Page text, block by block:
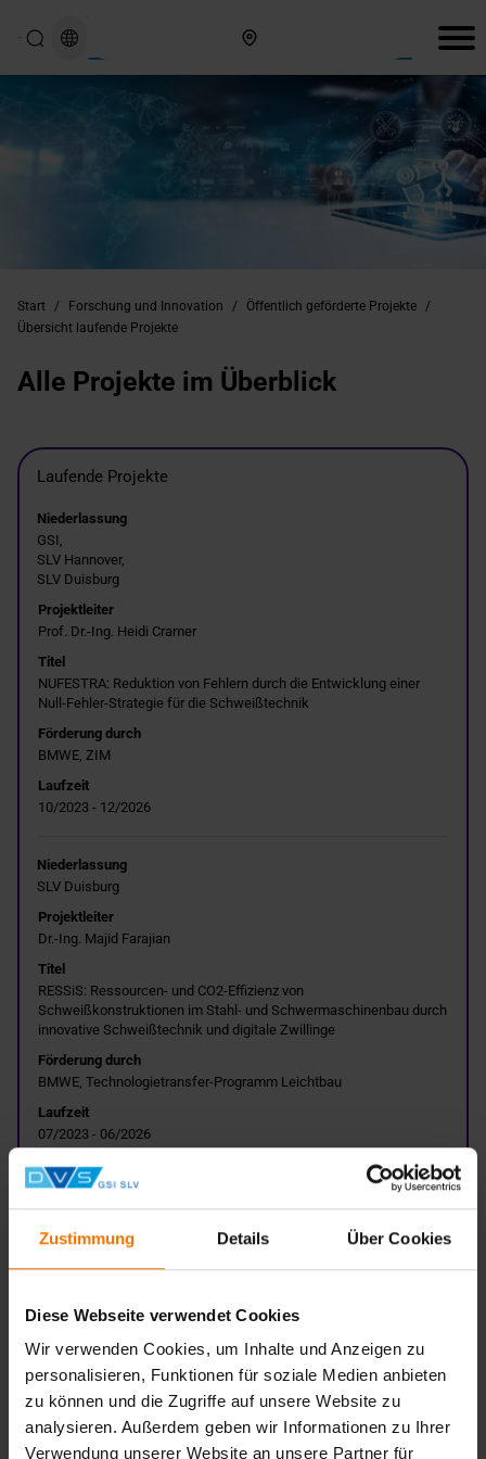
Zustimmung Details Über Cookies
Diese Webseite verwendet Cookies
Wir verwenden Cookies, um Inhalte und Anzeigen zu
personalisieren, Funktionen für soziale Medien anbieten
zu können und die Zugriffe auf unsere Website zu
analysieren. Außerdem geben wir Informationen zu Ihrer
Verwendung unserer Website an unsere Partner für
Start / Forschung und Innovation / Öffentlich geförderte Projekte
/
Übersicht laufende Projekte
Alle Projekte im Überblick
Laufende Projekte
Niederlassung
GSI,
SLV Hannover,
SLV Duisburg
Projektleiter
Prof. Dr.-Ing. Heidi Cramer
Titel
NUFESTRA: Reduktion von Fehlern durch die Entwicklung einer
Null-Fehler-Strategie für die Schweißtechnik
Förderung durch
BMWE, ZIM
Laufzeit
10/2023 - 12/2026
Niederlassung
SLV Duisburg
Projektleiter
Dr.-Ing. Majid Farajian
Titel
RESSiS: Ressourcen- und CO2-Effizienz von
Schweißkonstruktionen im Stahl- und Schwermaschinenbau durch
innovative Schweißtechnik und digitale Zwillinge
Förderung durch
BMWE, Technologietransfer-Programm Leichtbau
Laufzeit
07/2023 - 06/2026
Niederlassung
BZ Rhein-Ruhr
Projektleiter
Karina Sydekum
NachhaltigH2: Nachhaltigkeit in der bisherigen Berufspraxis und
Anforderungen an den Ausbildungsberuf Anlagenmechaniker/in
BMBF, ESF Plus-Bundesprogramm "Nachhaltig im Beruf -
zukunftsorientiert ausbilden" (NIB)